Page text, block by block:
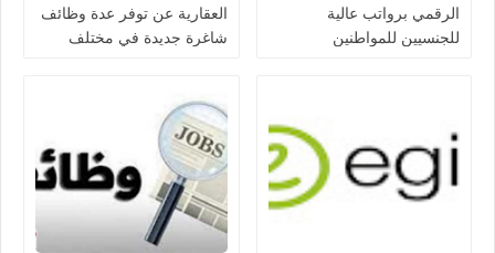
الرقمي برواتب عالية
للجنسيين للمواطنين
العقارية عن توفر عدة وظائف
شاغرة جديدة في مختلف